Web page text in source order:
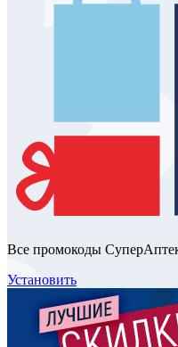
Все промокоды
Установить